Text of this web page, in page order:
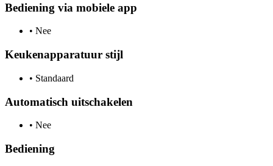
Bediening via mobiele app
• Nee
Keukenapparatuur stijl
• Standaard
Automatisch uitschakelen
• Nee
Bediening